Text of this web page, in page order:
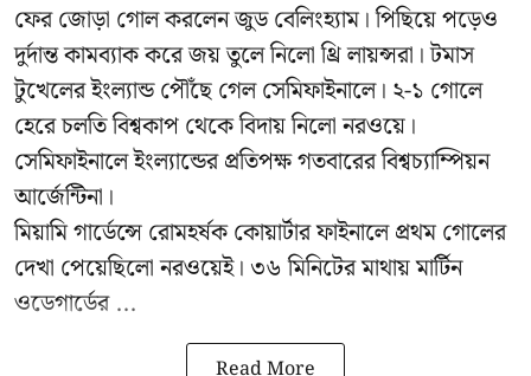
ফের জোড়া গোল করলেন জুড বেলিংহ্যাম। পিছিয়ে পড়েও
দুর্দান্ত কামব্যাক করে জয় তুলে নিলো থ্রি লায়ন্সরা। টমাস
টুখেলের ইংল্যান্ড পৌঁছে গেল সেমিফাইনালে। ২-১ গোলে
হেরে চলতি বিশ্বকাপ থেকে বিদায় নিলো নরওয়ে।
সেমিফাইনালে ইংল্যান্ডের প্রতিপক্ষ গতবারের বিশ্বচ্যাম্পিয়ন
আর্জেন্টিনা।
মিয়ামি গার্ডেন্সে রোমহর্ষক কোয়ার্টার ফাইনালে প্রথম গোলের
দেখা পেয়েছিলো নরওয়েই। ৩৬ মিনিটের মাথায় মার্টিন
ওডেগার্ডের ...
Read More